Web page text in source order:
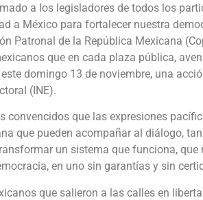
a los legisladores de todos los
a México para fortalecer nuestra
Patronal de la República Mexicana
que en cada plaza pública,
domingo 13 de noviembre, una
(INE).
convencidos que las expresiones
que pueden acompañar al diálogo,
un sistema que funciona,
en uno sin garantías y sin
que salieron a las calles en